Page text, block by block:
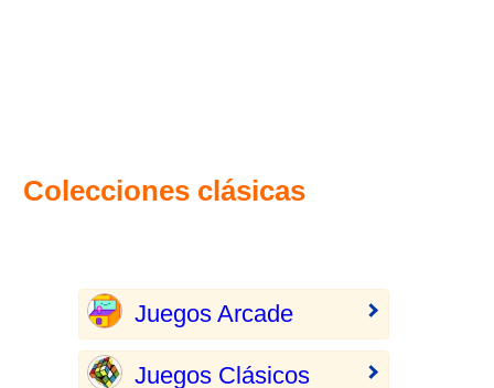
Colecciones clásicas
Juegos Arcade
Juegos Clásicos